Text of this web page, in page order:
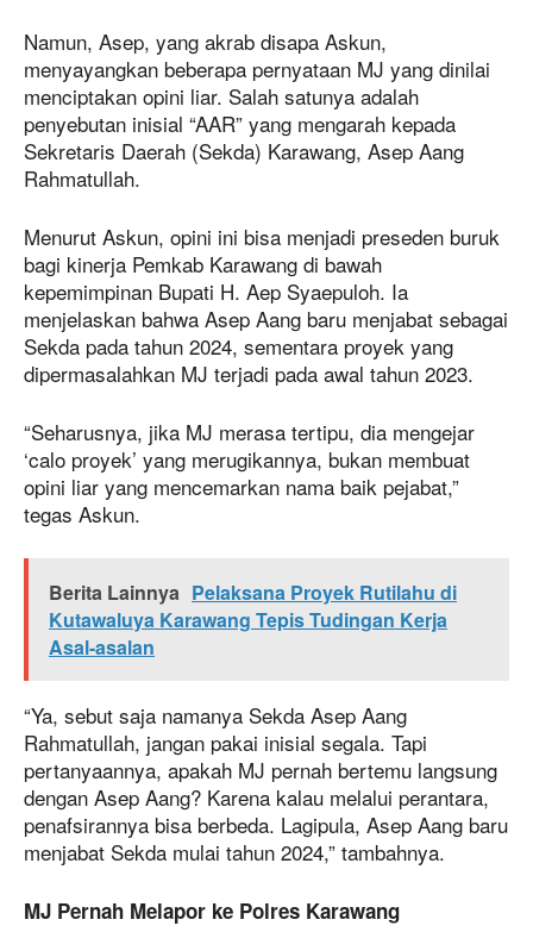
Namun, Asep, yang akrab disapa Askun,
menyayangkan beberapa pernyataan MJ yang dinilai
menciptakan opini liar. Salah satunya adalah
penyebutan inisial “AAR” yang mengarah kepada
Sekretaris Daerah (Sekda) Karawang, Asep Aang
Rahmatullah.
Menurut Askun, opini ini bisa menjadi preseden buruk
bagi kinerja Pemkab Karawang di bawah
kepemimpinan Bupati H. Aep Syaepuloh. Ia
menjelaskan bahwa Asep Aang baru menjabat sebagai
Sekda pada tahun 2024, sementara proyek yang
dipermasalahkan MJ terjadi pada awal tahun 2023.
“Seharusnya, jika MJ merasa tertipu, dia mengejar
‘calo proyek’ yang merugikannya, bukan membuat
opini liar yang mencemarkan nama baik pejabat,”
tegas Askun.
Berita Lainnya Pelaksana Proyek Rutilahu di
Kutawaluya Karawang Tepis Tudingan Kerja
Asal-asalan
“Ya, sebut saja namanya Sekda Asep Aang
Rahmatullah, jangan pakai inisial segala. Tapi
pertanyaannya, apakah MJ pernah bertemu langsung
dengan Asep Aang? Karena kalau melalui perantara,
penafsirannya bisa berbeda. Lagipula, Asep Aang baru
menjabat Sekda mulai tahun 2024,” tambahnya.
MJ Pernah Melapor ke Polres Karawang